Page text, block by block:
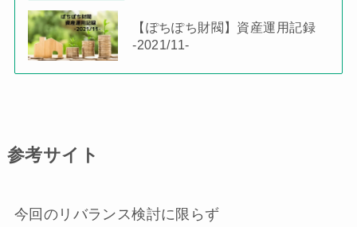
【ぽちぽち財閥】資産運用記録
-2021/11-
参考サイト
今回のリバランス検討に限らず